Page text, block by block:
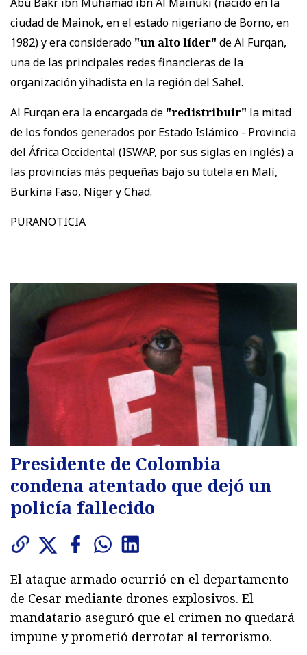
ciudad de Mainok, en el estado nigeriano de Borno, en
1982) y era considerado "un alto líder" de Al Furqan,
una de las principales redes financieras de la
organización yihadista en la región del Sahel.
Al Furqan era la encargada de "redistribuir" la mitad
de los fondos generados por Estado Islámico - Provincia
del África Occidental (ISWAP, por sus siglas en inglés) a
las provincias más pequeñas bajo su tutela en Malí,
Burkina Faso, Níger y Chad.
PURANOTICIA
Presidente de Colombia
condena atentado que dejó un
policía fallecido
El ataque armado ocurrió en el departamento
de Cesar mediante drones explosivos. El
mandatario aseguró que el crimen no quedará
impune y prometió derrotar al terrorismo.